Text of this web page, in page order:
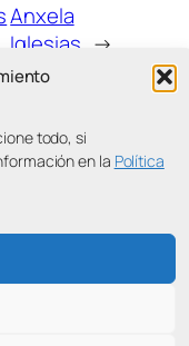
todo, si
en la Política
Anxela
Iglesias →